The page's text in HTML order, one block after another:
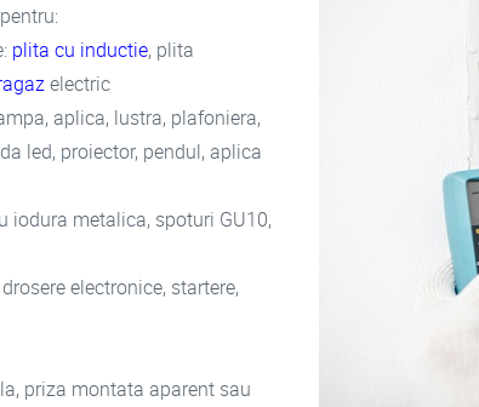
plita cu inductie, plita
electric
aplica, lustra, plafoniera,
led, proiector, pendul, aplica
iodura metalica, spoturi GU10,
electronice, startere,
priza montata aparent sau